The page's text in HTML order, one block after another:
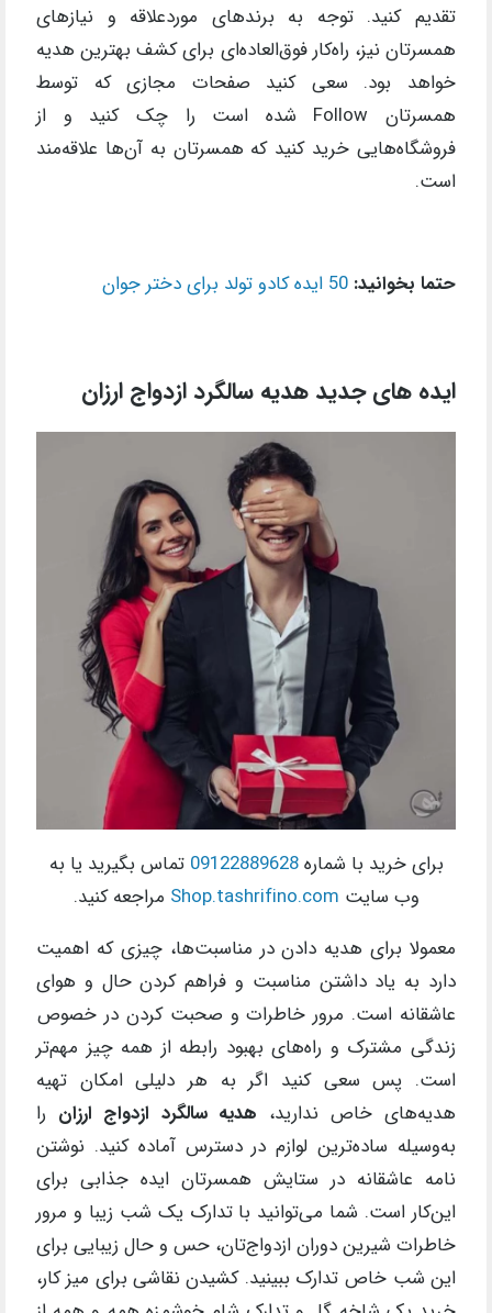
تقدیم کنید. توجه به برندهای موردعلاقه و نیازهای
همسرتان نیز، راه‌کار فوق‌العاده‌ای برای کشف بهترین هدیه
خواهد بود. سعی کنید صفحات مجازی که توسط
همسرتان Follow شده است را چک کنید و از
فروشگاه‌هایی خرید کنید که همسرتان به آن‌ها علاقه‌مند
است.
حتما بخوانید: 50 ایده کادو تولد برای دختر جوان
ایده های جدید هدیه سالگرد ازدواج ارزان
برای خرید با شماره09122889628 تماس بگیرید یا به
وب سایت Shop.tashrifino.com مراجعه کنید.
معمولا برای هدیه دادن در مناسبت‌ها، چیزی که اهمیت
دارد به یاد داشتن مناسبت و فراهم کردن حال و هوای
عاشقانه است. مرور خاطرات و صحبت کردن در خصوص
زندگی مشترک و راه‌های بهبود رابطه از همه چیز مهم‌تر
است. پس سعی کنید اگر به هر دلیلی امکان تهیه
هدیه‌های خاص ندارید، هدیه سالگرد ازدواج ارزان را
به‌وسیله ساده‌ترین لوازم در دسترس آماده کنید. نوشتن
نامه عاشقانه در ستایش همسرتان ایده جذابی برای
این‌کار است. شما می‌توانید با تدارک یک شب زیبا و مرور
خاطرات شیرین دوران ازدواج‌تان، حس و حال زیبایی برای
این شب خاص تدارک ببینید. کشیدن نقاشی برای میز کار،